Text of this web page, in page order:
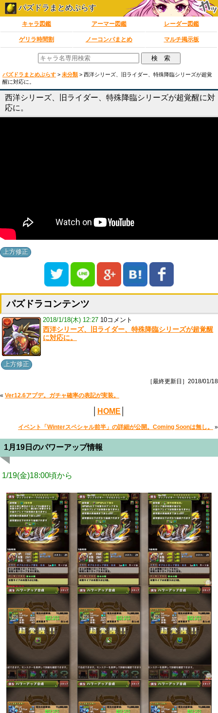
パズドラまとめぷらす
キャラ図鑑 アーマー図鑑 レーダー図鑑
ゲリラ時間割 ノーコンパまとめ マルチ掲示板
パズドラまとめぷらす > 未分類 > 西洋シリーズ、旧ライダー、特殊降臨シリーズが超覚
醒に対応に。
西洋シリーズ、旧ライダー、特殊降臨シリーズが超覚醒に対
応に。
上方修正
パズドラコンテンツ
2018/1/18(木) 12:27 10コメント
西洋シリーズ、旧ライダー、特殊降臨シリーズが超覚醒
に対応に。
上方修正
［最終更新日］2018/01/18
« Ver12.6アプデ。ガチャ確率の表記が実装。
HOME
イベント「Winterスペシャル前半」の詳細が公開。Coming Soonは無し。 »
1月19日のパワーアップ情報
1/19(金)18:00頃から